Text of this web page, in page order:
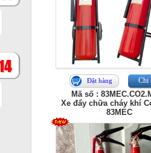
Đặt hàng Chi
Mã số :
Xe đẩy chữa cháy khí
83MEC